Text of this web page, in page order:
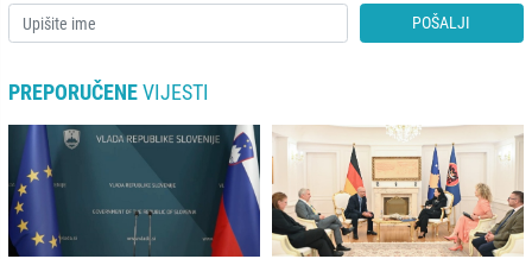
POŠALJI
PREPORUČENEVIJESTI